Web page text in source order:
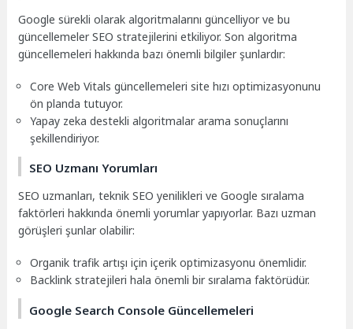
Google sürekli olarak algoritmalarını güncelliyor ve bu
güncellemeler SEO stratejilerini etkiliyor. Son algoritma
güncellemeleri hakkında bazı önemli bilgiler şunlardır:
Core Web Vitals güncellemeleri site hızı optimizasyonunu
ön planda tutuyor.
Yapay zeka destekli algoritmalar arama sonuçlarını
şekillendiriyor.
SEO Uzmanı Yorumları
SEO uzmanları, teknik SEO yenilikleri ve Google sıralama
faktörleri hakkında önemli yorumlar yapıyorlar. Bazı uzman
görüşleri şunlar olabilir:
Organik trafik artışı için içerik optimizasyonu önemlidir.
Backlink stratejileri hala önemli bir sıralama faktörüdür.
Google Search Console Güncellemeleri